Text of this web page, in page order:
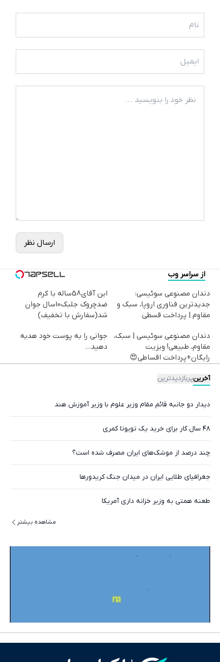
ارسال نظر
از سراسر وب
دندان مصنوعی سوئیسی:
جدیدترین فناوری اروپا، سبک و
مقاوم | پرداخت قسطی
این آقای58ساله با کرم
ضدچروک جلبک10سال جوان
شد(سفارش با تخفیف)
دندان مصنوعی سوئیسی | سبک،
مقاوم، طبیعی! ویزیت
رایگان+پرداخت اقساطی😍
جوانی را به پوست خود هدیه
دهید...
آخرینپربازدیدترین
دیدار دو جانبه قائم مقام وزیر علوم با وزیر آموزش هند
۴۸ سال کار برای خرید یک تویوتا کمری
چند درصد از موشک‌های ایران مصرف شده است؟
جغرافیای طلایی ایران در میدان جنگ کریدورها
طعنه همتی به وزیر خزانه داری آمریکا
مشاهده بیشتر